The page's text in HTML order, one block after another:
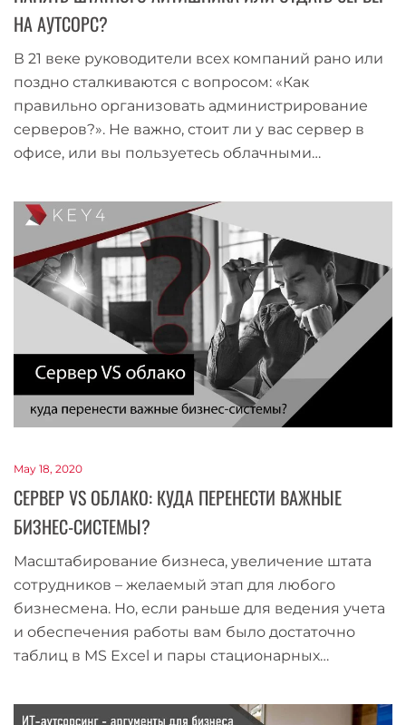
НА АУТСОРС?
В 21 веке руководители всех компаний рано или
поздно сталкиваются с вопросом: «Как
правильно организовать администрирование
серверов?». Не важно, стоит ли у вас сервер в
офисе, или вы пользуетесь облачными…
May 18, 2020
СЕРВЕР VS ОБЛАКО: КУДА ПЕРЕНЕСТИ ВАЖНЫЕ
БИЗНЕС-СИСТЕМЫ?
Масштабирование бизнеса, увеличение штата
сотрудников – желаемый этап для любого
бизнесмена. Но, если раньше для ведения учета
и обеспечения работы вам было достаточно
таблиц в MS Excel и пары стационарных…